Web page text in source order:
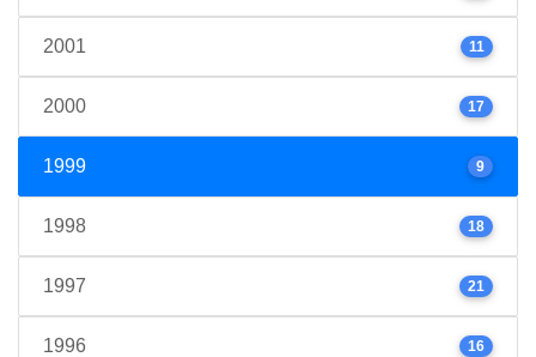
2001 11
2000 17
1999 9
1998 18
1997 21
1996 16